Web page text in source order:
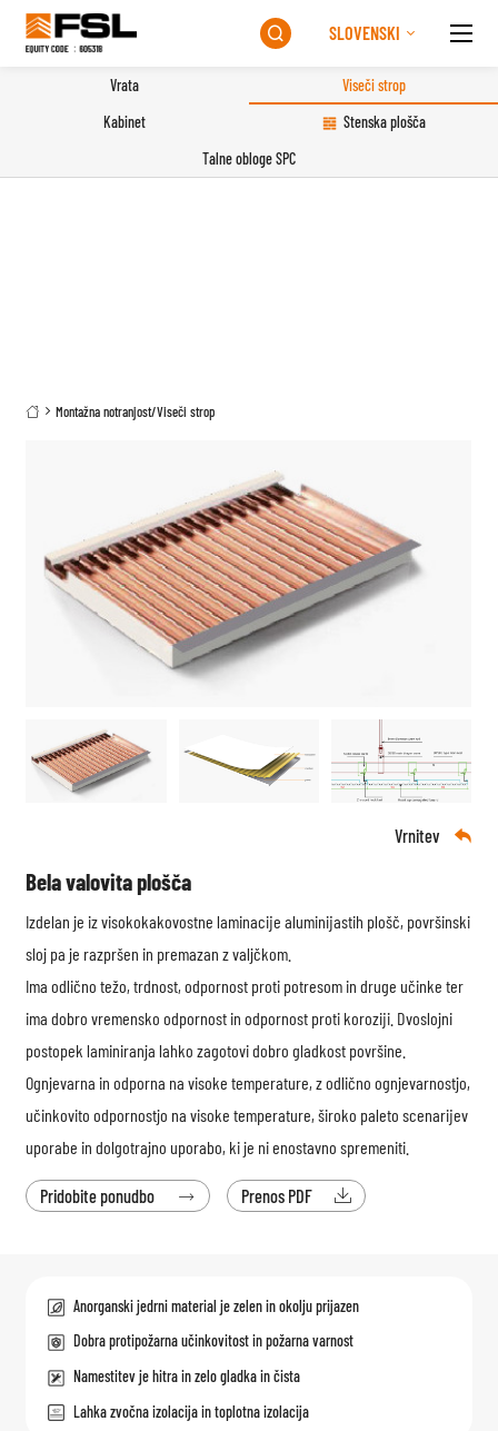
 SLOVENSKI
Vrata
Viseči strop
Kabinet
Stenska plošča
Talne obloge SPC
 Montažna notranjost/Viseči strop
Vrnitev 
Bela valovita plošča
Izdelan je iz visokokakovostne laminacije aluminijastih plošč, površinski
sloj pa je razpršen in premazan z valjčkom.
Ima odlično težo, trdnost, odpornost proti potresom in druge učinke ter
ima dobro vremensko odpornost in odpornost proti koroziji. Dvoslojni
postopek laminiranja lahko zagotovi dobro gladkost površine.
Ognjevarna in odporna na visoke temperature, z odlično ognjevarnostjo,
učinkovito odpornostjo na visoke temperature, široko paleto scenarijev
uporabe in dolgotrajno uporabo, ki je ni enostavno spremeniti.
Pridobite ponudbo  Prenos PDF 
Anorganski jedrni material je zelen in okolju prijazen
Dobra protipožarna učinkovitost in požarna varnost
Namestitev je hitra in zelo gladka in čista
Lahka zvočna izolacija in toplotna izolacija